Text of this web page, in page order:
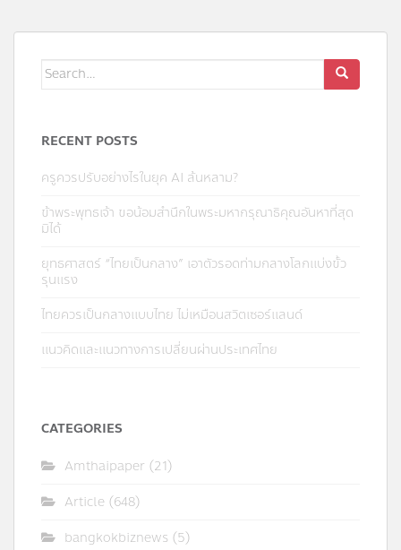
Search
for:
RECENT POSTS
ครูควรปรับอย่างไรในยุค AI ล้นหลาม?
ข้าพระพุทธเจ้า ขอน้อมสำนึกในพระมหากรุณาธิคุณอันหาที่สุด
มิได้
ยุทธศาสตร์ “ไทยเป็นกลาง” เอาตัวรอดท่ามกลางโลกแบ่งขั้ว
รุนแรง
ไทยควรเป็นกลางแบบไทย ไม่เหมือนสวิตเซอร์แลนด์
แนวคิดและแนวทางการเปลี่ยนผ่านประเทศไทย
CATEGORIES
Amthaipaper (21)
Article (648)
bangkokbiznews (5)